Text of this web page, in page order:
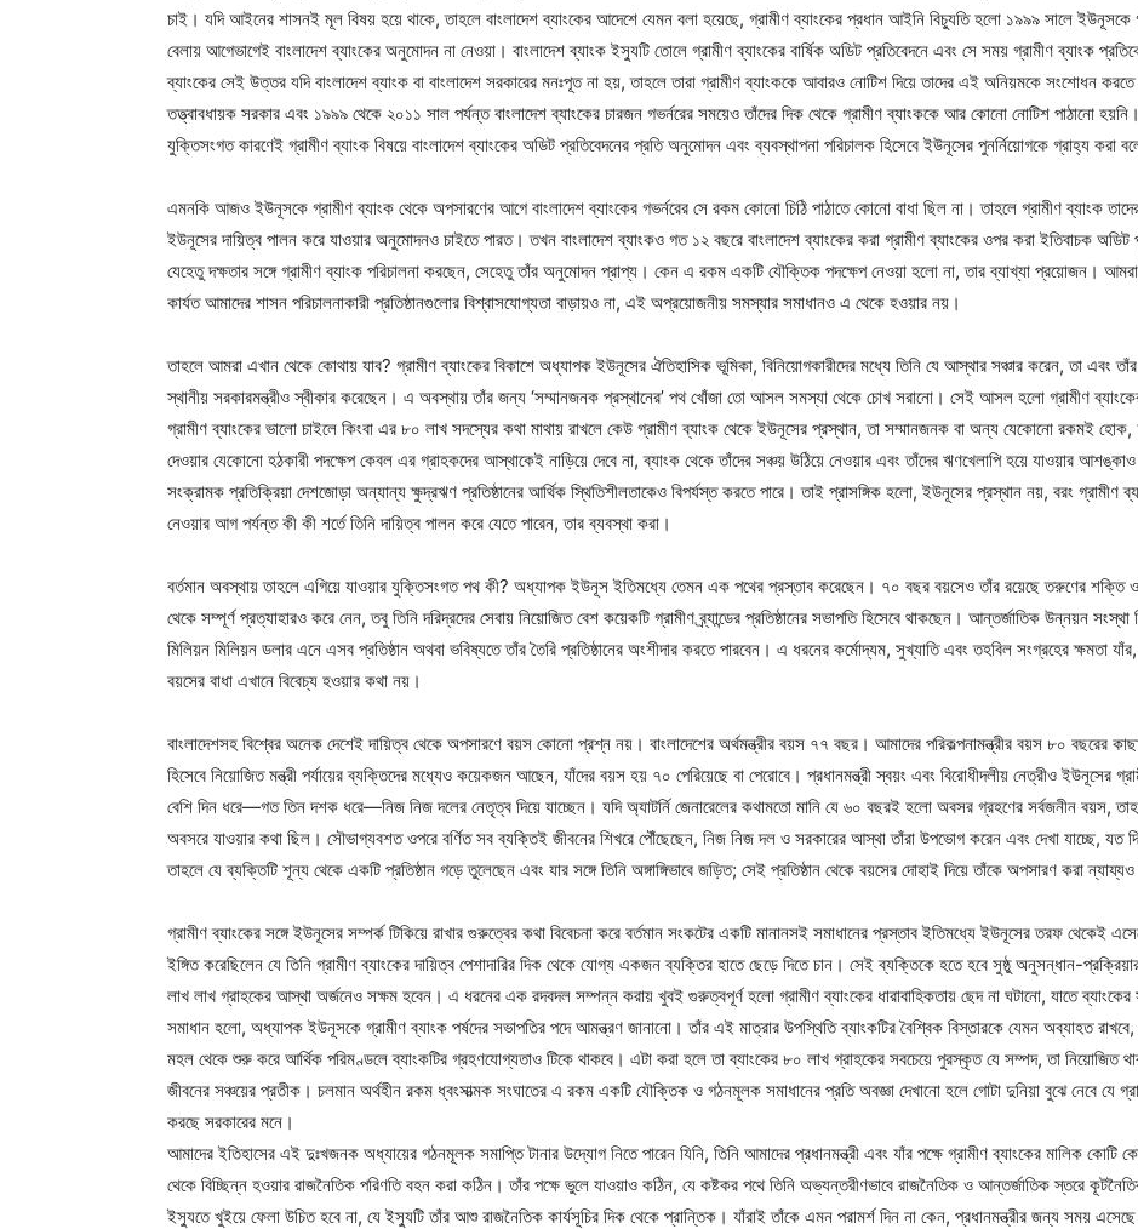
চাই। যদি আইনের শাসনই মূল বিষয় হয়ে থাকে, তাহলে বাংলাদেশ ব্যাংকের আদেশে যেমন বলা হয়েছে, গ্রামীণ ব্যাংকের প্রধান আইনি বিচ্যুতি হলো ১৯৯৯ সালে ইউনূসকে
বেলায় আগেভাগেই বাংলাদেশ ব্যাংকের অনুমোদন না নেওয়া। বাংলাদেশ ব্যাংক ইস্যুটি তোলে গ্রামীণ ব্যাংকের বার্ষিক অডিট প্রতিবেদনে এবং সে সময় গ্রামীণ ব্যাংক
ব্যাংকের সেই উত্তর যদি বাংলাদেশ ব্যাংক বা বাংলাদেশ সরকারের মনঃপূত না হয়, তাহলে তারা গ্রামীণ ব্যাংককে আবারও নোটিশ দিয়ে তাদের এই অনিয়মকে সংশোধন
তত্ত্বাবধায়ক সরকার এবং ১৯৯৯ থেকে ২০১১ সাল পর্যন্ত বাংলাদেশ ব্যাংকের চারজন গভর্নরের সময়েও তাঁদের দিক থেকে গ্রামীণ ব্যাংককে আর কোনো নোটিশ পাঠানো
যুক্তিসংগত কারণেই গ্রামীণ ব্যাংক বিষয়ে বাংলাদেশ ব্যাংকের অডিট প্রতিবেদনের প্রতি অনুমোদন এবং ব্যবস্থাপনা পরিচালক হিসেবে ইউনূসের পুনর্নিয়োগকে গ্রাহ্য করা
এমনকি আজও ইউনূসকে গ্রামীণ ব্যাংক থেকে অপসারণের আগে বাংলাদেশ ব্যাংকের গভর্নরের সে রকম কোনো চিঠি পাঠাতে কোনো বাধা ছিল না। তাহলে গ্রামীণ ব্যাংক
ইউনূসের দায়িত্ব পালন করে যাওয়ার অনুমোদনও চাইতে পারত। তখন বাংলাদেশ ব্যাংকও গত ১২ বছরে বাংলাদেশ ব্যাংকের করা গ্রামীণ ব্যাংকের ওপর করা ইতিবাচক
যেহেতু দক্ষতার সঙ্গে গ্রামীণ ব্যাংক পরিচালনা করছেন, সেহেতু তাঁর অনুমোদন প্রাপ্য। কেন এ রকম একটি যৌক্তিক পদক্ষেপ নেওয়া হলো না, তার ব্যাখ্যা প্রয়োজন।
কার্যত আমাদের শাসন পরিচালনাকারী প্রতিষ্ঠানগুলোর বিশ্বাসযোগ্যতা বাড়ায়ও না, এই অপ্রয়োজনীয় সমস্যার সমাধানও এ থেকে হওয়ার নয়।
তাহলে আমরা এখান থেকে কোথায় যাব? গ্রামীণ ব্যাংকের বিকাশে অধ্যাপক ইউনূসের ঐতিহাসিক ভূমিকা, বিনিয়োগকারীদের মধ্যে তিনি যে আস্থার সঞ্চার করেন, তা এবং
স্থানীয় সরকারমন্ত্রীও স্বীকার করেছেন। এ অবস্থায় তাঁর জন্য ‘সম্মানজনক প্রস্থানের’ পথ খোঁজা তো আসল সমস্যা থেকে চোখ সরানো। সেই আসল হলো গ্রামীণ
গ্রামীণ ব্যাংকের ভালো চাইলে কিংবা এর ৮০ লাখ সদস্যের কথা মাথায় রাখলে কেউ গ্রামীণ ব্যাংক থেকে ইউনূসের প্রস্থান, তা সম্মানজনক বা অন্য যেকোনো রকমই হোক,
দেওয়ার যেকোনো হঠকারী পদক্ষেপ কেবল এর গ্রাহকদের আস্থাকেই নাড়িয়ে দেবে না, ব্যাংক থেকে তাঁদের সঞ্চয় উঠিয়ে নেওয়ার এবং তাঁদের ঋণখেলাপি হয়ে যাওয়ার
সংক্রামক প্রতিক্রিয়া দেশজোড়া অন্যান্য ক্ষুদ্রঋণ প্রতিষ্ঠানের আর্থিক স্থিতিশীলতাকেও বিপর্যস্ত করতে পারে। তাই প্রাসঙ্গিক হলো, ইউনূসের প্রস্থান নয়, বরং গ্রামীণ
নেওয়ার আগ পর্যন্ত কী কী শর্তে তিনি দায়িত্ব পালন করে যেতে পারেন, তার ব্যবস্থা করা।
বর্তমান অবস্থায় তাহলে এগিয়ে যাওয়ার যুক্তিসংগত পথ কী? অধ্যাপক ইউনূস ইতিমধ্যে তেমন এক পথের প্রস্তাব করেছেন। ৭০ বছর বয়সেও তাঁর রয়েছে তরুণের শক্তি ও
থেকে সম্পূর্ণ প্রত্যাহারও করে নেন, তবু তিনি দরিদ্রদের সেবায় নিয়োজিত বেশ কয়েকটি গ্রামীণ ব্র্যান্ডের প্রতিষ্ঠানের সভাপতি হিসেবে থাকছেন। আন্তর্জাতিক উন্নয়ন
মিলিয়ন মিলিয়ন ডলার এনে এসব প্রতিষ্ঠান অথবা ভবিষ্যতে তাঁর তৈরি প্রতিষ্ঠানের অংশীদার করতে পারবেন। এ ধরনের কর্মোদ্যম, সুখ্যাতি এবং তহবিল সংগ্রহের ক্ষমতা
বয়সের বাধা এখানে বিবেচ্য হওয়ার কথা নয়।
বাংলাদেশসহ বিশ্বের অনেক দেশেই দায়িত্ব থেকে অপসারণে বয়স কোনো প্রশ্ন নয়। বাংলাদেশের অর্থমন্ত্রীর বয়স ৭৭ বছর। আমাদের পরিকল্পনামন্ত্রীর বয়স ৮০ বছরের
হিসেবে নিয়োজিত মন্ত্রী পর্যায়ের ব্যক্তিদের মধ্যেও কয়েকজন আছেন, যাঁদের বয়স হয় ৭০ পেরিয়েছে বা পেরোবে। প্রধানমন্ত্রী স্বয়ং এবং বিরোধীদলীয় নেত্রীও ইউনূসের
বেশি দিন ধরে—গত তিন দশক ধরে—নিজ নিজ দলের নেতৃত্ব দিয়ে যাচ্ছেন। যদি অ্যাটর্নি জেনারেলের কথামতো মানি যে ৬০ বছরই হলো অবসর গ্রহণের সর্বজনীন বয়স,
অবসরে যাওয়ার কথা ছিল। সৌভাগ্যবশত ওপরে বর্ণিত সব ব্যক্তিই জীবনের শিখরে পৌঁছেছেন, নিজ নিজ দল ও সরকারের আস্থা তাঁরা উপভোগ করেন এবং দেখা যাচ্ছে, যত
তাহলে যে ব্যক্তিটি শূন্য থেকে একটি প্রতিষ্ঠান গড়ে তুলেছেন এবং যার সঙ্গে তিনি অঙ্গাঙ্গিভাবে জড়িত; সেই প্রতিষ্ঠান থেকে বয়সের দোহাই দিয়ে তাঁকে অপসারণ করা
গ্রামীণ ব্যাংকের সঙ্গে ইউনূসের সম্পর্ক টিকিয়ে রাখার গুরুত্বের কথা বিবেচনা করে বর্তমান সংকটের একটি মানানসই সমাধানের প্রস্তাব ইতিমধ্যে ইউনূসের তরফ থেকেই
ইঙ্গিত করেছিলেন যে তিনি গ্রামীণ ব্যাংকের দায়িত্ব পেশাদারির দিক থেকে যোগ্য একজন ব্যক্তির হাতে ছেড়ে দিতে চান। সেই ব্যক্তিকে হতে হবে সুষ্ঠু অনুসন্ধান-
লাখ লাখ গ্রাহকের আস্থা অর্জনেও সক্ষম হবেন। এ ধরনের এক রদবদল সম্পন্ন করায় খুবই গুরুত্বপূর্ণ হলো গ্রামীণ ব্যাংকের ধারাবাহিকতায় ছেদ না ঘটানো, যাতে
সমাধান হলো, অধ্যাপক ইউনূসকে গ্রামীণ ব্যাংক পর্ষদের সভাপতির পদে আমন্ত্রণ জানানো। তাঁর এই মাত্রার উপস্থিতি ব্যাংকটির বৈশ্বিক বিস্তারকে যেমন অব্যাহত রাখবে,
মহল থেকে শুরু করে আর্থিক পরিমণ্ডলে ব্যাংকটির গ্রহণযোগ্যতাও টিকে থাকবে। এটা করা হলে তা ব্যাংকের ৮০ লাখ গ্রাহকের সবচেয়ে পুরস্কৃত যে সম্পদ, তা নিয়োজিত
জীবনের সঞ্চয়ের প্রতীক। চলমান অর্থহীন রকম ধ্বংসাত্মক সংঘাতের এ রকম একটি যৌক্তিক ও গঠনমূলক সমাধানের প্রতি অবজ্ঞা দেখানো হলে গোটা দুনিয়া বুঝে নেবে যে
করছে সরকারের মনে।
আমাদের ইতিহাসের এই দুঃখজনক অধ্যায়ের গঠনমূলক সমাপ্তি টানার উদ্যোগ নিতে পারেন যিনি, তিনি আমাদের প্রধানমন্ত্রী এবং যাঁর পক্ষে গ্রামীণ ব্যাংকের মালিক কোটি
থেকে বিচ্ছিন্ন হওয়ার রাজনৈতিক পরিণতি বহন করা কঠিন। তাঁর পক্ষে ভুলে যাওয়াও কঠিন, যে কষ্টকর পথে তিনি অভ্যন্তরীণভাবে রাজনৈতিক ও আন্তর্জাতিক স্তরে
ইস্যুতে খুইয়ে ফেলা উচিত হবে না, যে ইস্যুটি তাঁর আশু রাজনৈতিক কার্যসূচির দিক থেকে প্রান্তিক। যাঁরাই তাঁকে এমন পরামর্শ দিন না কেন, প্রধানমন্ত্রীর জন্য সময়